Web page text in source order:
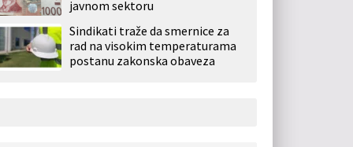
javnom sektoru
Sindikati traže da smernice za
rad na visokim temperaturama
postanu zakonska obaveza